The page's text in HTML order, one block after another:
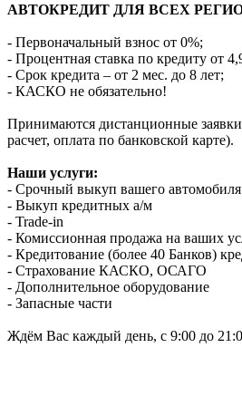
АВТОКРЕДИТ ДЛЯ ВСЕХ
- Первоначальный взнос от 0%;
- Процентная ставка по кредиту от
- Срок кредита – от 2 мес. до 8 лет;
- КАСКО не обязательно!
Принимаются дистанционные
расчет, оплата по банковской карте).
Наши услуги:
- Срочный выкуп вашего автомобиля
- Выкуп кредитных а/м
- Trade-in
- Комиссионная продажа на ваших
- Кредитование (более 40 Банков)
- Страхование КАСКО, ОСАГО
- Дополнительное оборудование
- Запасные части
Ждём Вас каждый день, с 9:00 до